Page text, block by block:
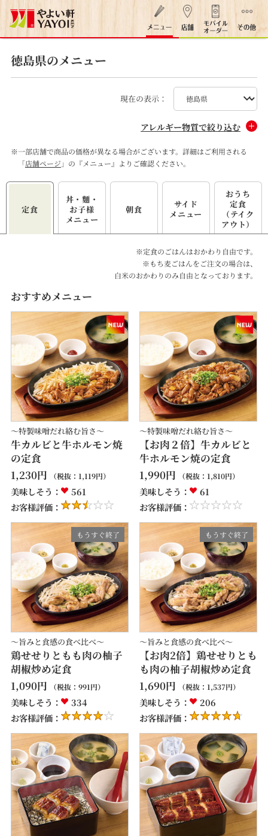
徳島県のメニュー
現在の表示：
アレルギー物質で絞り込む
※一部店舗で商品の価格が異なる場合がございます。詳細はご利用される
「店舗ページ 」の『メニュー』よりご確認ください。
定食
丼・麵・
お子様
メニュー
朝食
サイド
メニュー
おうち
定食
（テイク
アウト）
※定食のごはんはおかわり自由です。
※もち麦ごはんをご注文の場合は、
白米のおかわりのみ自由となっております。
おすすめメニュー
～特製味噌だれ絡む旨さ～
牛カルビと牛ホルモン焼
の定食
1,230円 （税抜： 1,119円）
美味しそう：
561
お客様評価：
～特製味噌だれ絡む旨さ～
【お肉２倍】牛カルビと
牛ホルモン焼の定食
1,990円 （税抜： 1,810円）
美味しそう：
61
お客様評価：
もうすぐ終了
～旨みと食感の食べ比べ～
鶏せせりともも肉の柚子
胡椒炒め定食
1,090円 （税抜： 991円）
美味しそう：
334
お客様評価：
もうすぐ終了
～旨みと食感の食べ比べ～
【お肉2倍】鶏せせりとも
も肉の柚子胡椒炒め定食
1,690円 （税抜： 1,537円）
美味しそう：
206
お客様評価：